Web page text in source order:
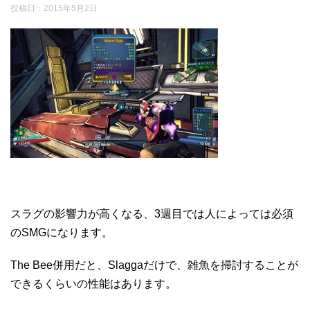
投稿日： 2015年5月2日
スラグの影響力が高くなる、3週目では人によっては必須
のSMGになります。
The Bee併用だと、Slaggaだけで、雑魚を掃討することが
できるくらいの性能はあります。